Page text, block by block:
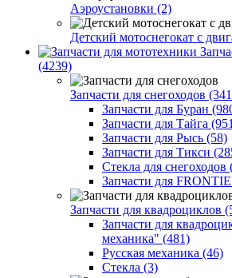
Аэроустановки (2)
Детский мотоснегокат с
(4239)
Запчасти для снегоходов
Запчасти для Буран
Запчасти для Тайга
Запчасти для Рысь (58)
Запчасти для Тикси
Стекла для снегоходов
Запчасти для
Запчасти для квадроциклов
Запчасти для
механика" (481)
Русская механика (46)
Стекла (3)